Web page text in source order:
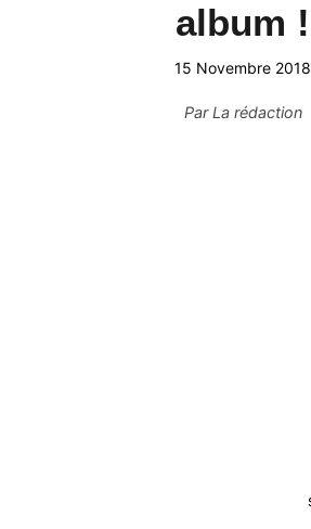
album !
15 Novembre 2018
ParLa rédaction